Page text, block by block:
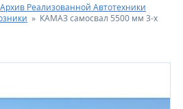
Архив Реализованной Автотехники
» КАМАЗ самосвал 5500 мм 3-х